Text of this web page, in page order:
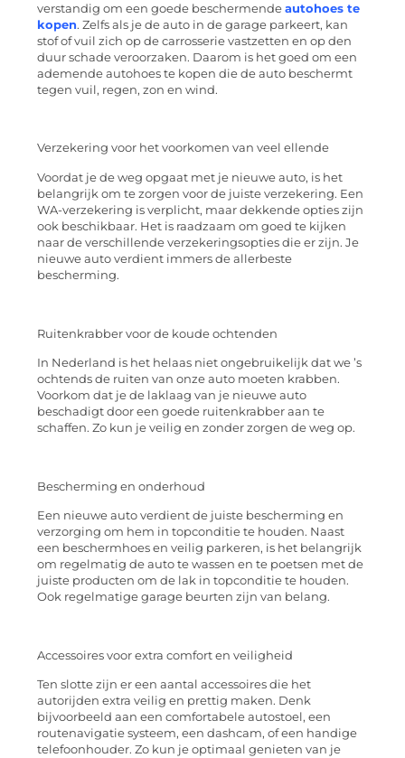
verstandig om een goede beschermende autohoes te
kopen. Zelfs als je de auto in de garage parkeert, kan
stof of vuil zich op de carrosserie vastzetten en op den
duur schade veroorzaken. Daarom is het goed om een
ademende autohoes te kopen die de auto beschermt
tegen vuil, regen, zon en wind.
Verzekering voor het voorkomen van veel ellende
Voordat je de weg opgaat met je nieuwe auto, is het
belangrijk om te zorgen voor de juiste verzekering. Een
WA-verzekering is verplicht, maar dekkende opties zijn
ook beschikbaar. Het is raadzaam om goed te kijken
naar de verschillende verzekeringsopties die er zijn. Je
nieuwe auto verdient immers de allerbeste
bescherming.
Ruitenkrabber voor de koude ochtenden
In Nederland is het helaas niet ongebruikelijk dat we ’s
ochtends de ruiten van onze auto moeten krabben.
Voorkom dat je de laklaag van je nieuwe auto
beschadigt door een goede ruitenkrabber aan te
schaffen. Zo kun je veilig en zonder zorgen de weg op.
Bescherming en onderhoud
Een nieuwe auto verdient de juiste bescherming en
verzorging om hem in topconditie te houden. Naast
een beschermhoes en veilig parkeren, is het belangrijk
om regelmatig de auto te wassen en te poetsen met de
juiste producten om de lak in topconditie te houden.
Ook regelmatige garage beurten zijn van belang.
Accessoires voor extra comfort en veiligheid
Ten slotte zijn er een aantal accessoires die het
autorijden extra veilig en prettig maken. Denk
bijvoorbeeld aan een comfortabele autostoel, een
routenavigatie systeem, een dashcam, of een handige
telefoonhouder. Zo kun je optimaal genieten van je